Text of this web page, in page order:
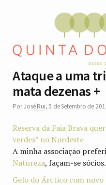
Ataque a uma
mata dezenas +
PorJosé Rui,5 de Setembro de
Reserva da Faia Brava
verdes” no Nordeste
A minha associação
Natureza, façam-se
Gelo do Árctico com